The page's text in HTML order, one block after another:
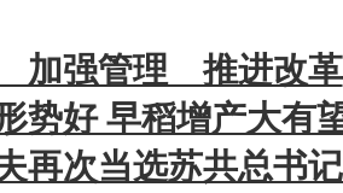
加强管理 推进改革
势好 早稻增产大有
再次当选苏共总书